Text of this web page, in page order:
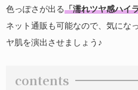
色っぽさが出る「濡れツヤ感ハイ
ネット通販も可能なので、気にな
ヤ肌を演出させましょう♪
contents